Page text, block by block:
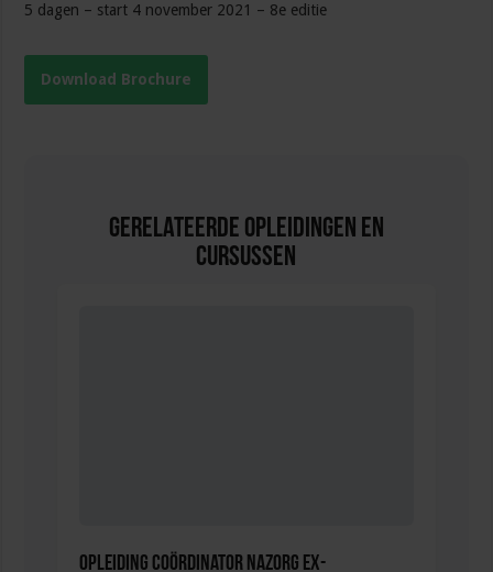
5 dagen – start 4 november 2021 – 8e editie
Download Brochure
Gerelateerde Opleidingen en
Cursussen
Opleiding Coördinator nazorg ex-